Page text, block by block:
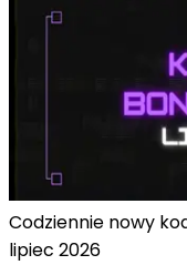
Codziennie nowy
lipiec 2026